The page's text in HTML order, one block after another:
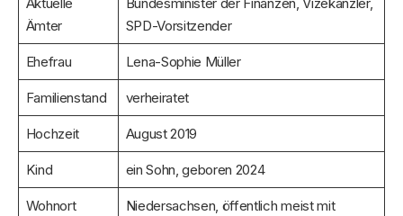
Ämter
SPD-Vorsitzender
Ehefrau Lena-Sophie Müller
Familienstand verheiratet
Hochzeit August 2019
Kind ein Sohn, geboren 2024
Wohnort
Niedersachsen, öffentlich meist mit